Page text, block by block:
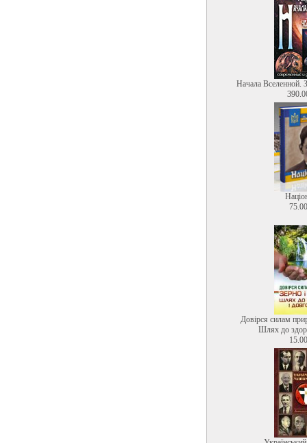
Начала Вселенной.
Довірся силам
Шлях до